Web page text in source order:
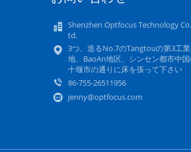
Shenzhen Optfocus Technology
td.
3つ、造るNo.7のTangtouの第3工
地、BaoAn地区、シンセン都市中
十堰市の通りに床を張って下さい
86-755-26511956
jenny@optfocus.com